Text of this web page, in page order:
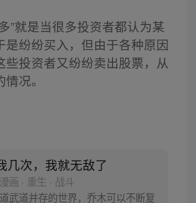
”就是当很多投资者都认为某
是纷纷买入，但由于各种原因
些投资者又纷纷卖出股票，从
况。
几次，我就无敌了
画 · 重生 · 战斗
武道并存的世界，乔木可以不断复